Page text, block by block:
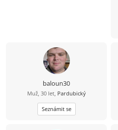
baloun30
Muž, 30 let, Pardubický
Seznámit se